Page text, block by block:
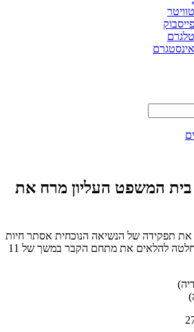
בית המשפט העליון מרח את
תפקידה של הנשיאה הנוכחית אסתר חיות
ושופטי העליון במריחת ההחלטה להלאים את מתחם הקבר במשך של 11